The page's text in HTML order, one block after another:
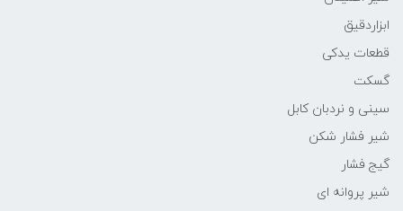
ابزاردقیق
قطعات یدکی
گسکت
سینی و نردبان کابل
شیر فشار شکن
گیج فشار
شیر پروانه ای